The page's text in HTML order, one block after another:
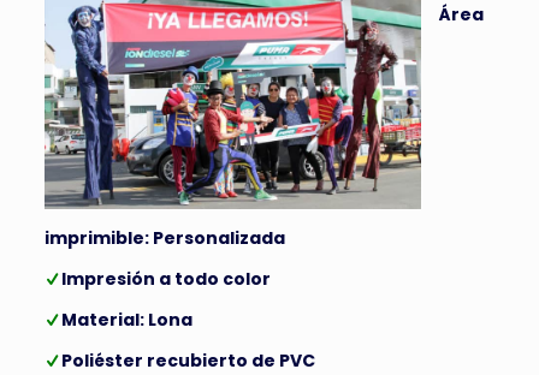
Área
imprimible: Personalizada
Impresión a todo color
Material: Lona
Poliéster recubierto de PVC